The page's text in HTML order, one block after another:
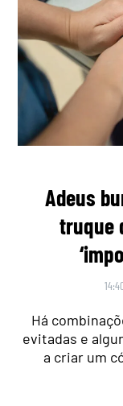
Adeus
truque
Há
evitadas e
a criar um